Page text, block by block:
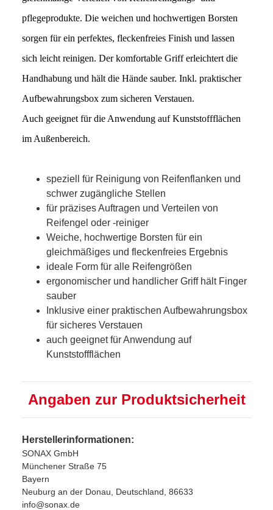
pflegeprodukte. Die weichen und hochwertigen Borsten
sorgen für ein perfektes, fleckenfreies Finish und lassen
sich leicht reinigen. Der komfortable Griff erleichtert die
Handhabung und hält die Hände sauber. Inkl. praktischer
Aufbewahrungsbox zum sicheren Verstauen.
Auch geeignet für die Anwendung auf Kunststoffflächen
im Außenbereich.
speziell für Reinigung von Reifenflanken und
schwer zugängliche Stellen
für präzises Auftragen und Verteilen von
Reifengel oder -reiniger
Weiche, hochwertige Borsten für ein
gleichmäßiges und fleckenfreies Ergebnis
ideale Form für alle Reifengrößen
ergonomischer und handlicher Griff hält Finger
sauber
Inklusive einer praktischen Aufbewahrungsbox
für sicheres Verstauen
auch geeignet für Anwendung auf
Kunststoffflächen
Angaben zur Produktsicherheit
Herstellerinformationen:
SONAX GmbH
Münchener Straße 75
Bayern
Neuburg an der Donau, Deutschland, 86633
info@sonax.de